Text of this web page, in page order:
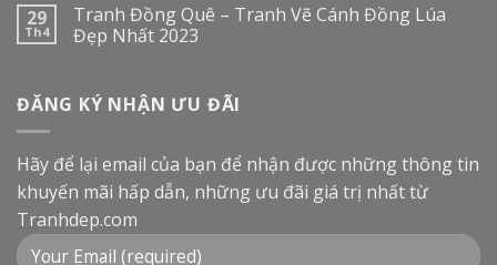
29
Th4
Tranh Đồng Quê – Tranh Vẽ Cánh Đồng Lúa
Đẹp Nhất 2023
ĐĂNG KÝ NHẬN ƯU ĐÃI
Hãy để lại email của bạn để nhận được những thông tin
khuyến mãi hấp dẫn, những ưu đãi giá trị nhất từ
Tranhdep.com